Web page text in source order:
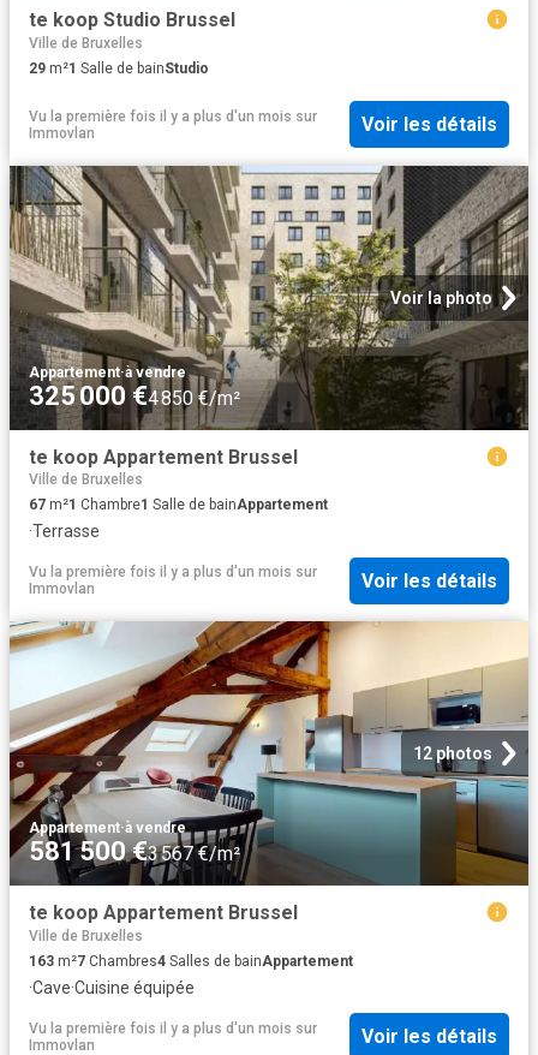
te koop Studio Brussel
Ville de Bruxelles
29 m²1 Salle de bainStudio
Vu la première fois il y a plus d'un mois sur
Immovlan
Voir les détails
Voir la photo
Appartement·à vendre
325 000 €4 850 €/m²
te koop Appartement Brussel
Ville de Bruxelles
67 m²1 Chambre1 Salle de bainAppartement
·Terrasse
Vu la première fois il y a plus d'un mois sur
Immovlan
Voir les détails
12 photos
Appartement·à vendre
581 500 €3 567 €/m²
te koop Appartement Brussel
Ville de Bruxelles
163 m²7 Chambres4 Salles de bainAppartement
·Cave·Cuisine équipée
Vu la première fois il y a plus d'un mois sur
Immovlan
Voir les détails